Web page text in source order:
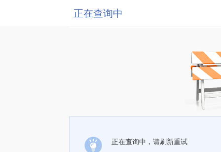
正在查询中
正在查询中，请刷新重试